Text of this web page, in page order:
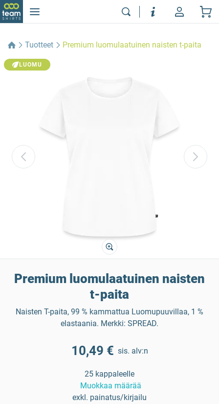
Tuotteet Premium luomulaatuinen naisten t-paita
LUOMU
Premium luomulaatuinen naisten
t-paita
Naisten T-paita, 99 % kammattua Luomupuuvillaa, 1 %
elastaania. Merkki: SPREAD.
10,49 € sis. alv:n
25 kappaleelle
Muokkaa määrää
exkl. painatus/kirjailu